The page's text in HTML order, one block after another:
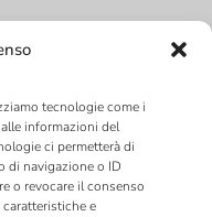
tecnologie come i
informazioni del
ci permetterà di
di navigazione o ID
o revocare il consenso
e